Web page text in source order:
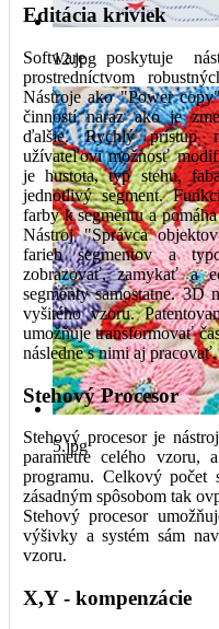
12.jpg
5.jpg
Editácia kriviek
Software poskytuje
prostredníctvom
Nástroje ako "Power
činností naraz ako je
ďalšie. Rychlý prístup
užívateľovi možnosť
je hustota, typ stehu,
jednotlivý segment.
farby k segmentu a
Nástroj "Správca
farieb segmentov a
zobrazovať, zamykať a
segmenty samostatne.
vyšitého vzoru.
umožňuje transformovať
následne s nimi aj
Stehový Procesor
Stehový procesor je
parametre celého
programu. Celkový
zásadným spôsobom tak
Stehový procesor
výšivky a systém sám
vzoru.
X,Y - kompenzácie